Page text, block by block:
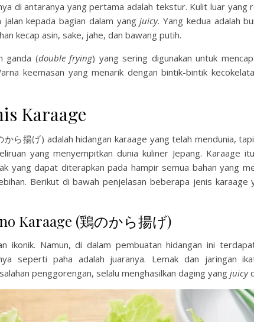
di antaranya yang pertama adalah tekstur. Kulit luar yang
kepada bagian dalam yangjuicy. Yang kedua adalah
kecap asin, sake, jahe, dan bawang putih.
ganda (double frying) yang sering digunakan untuk
keemasan yang menarik dengan bintik-bintik
Karaage
ら揚げ) adalah hidangan karaage yang telah mendunia,
yang menyempitkan dunia kuliner Jepang. Karaage
yang dapat diterapkan pada hampir semua bahan yang
Berikut di bawah penjelasan beberapa jenis karaage
Karaage (鶏のから揚げ)
ikonik. Namun, di dalam pembuatan hidangan ini
seperti paha adalah juaranya. Lemak dan jaringan
penggorengan, selalu menghasilkan daging yang juicy